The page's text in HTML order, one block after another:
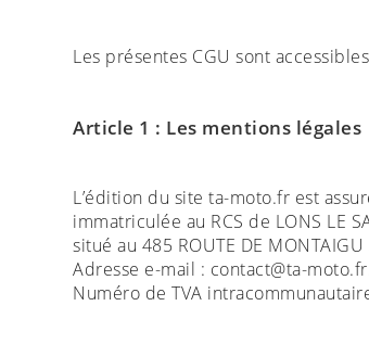
Les présentes CGU sont
Article 1 : Les mentions légales
L’édition du site ta-moto.fr est
immatriculée au RCS de LONS LE
situé au 485 ROUTE DE
Adresse e-mail : contact@ta-
Numéro de TVA